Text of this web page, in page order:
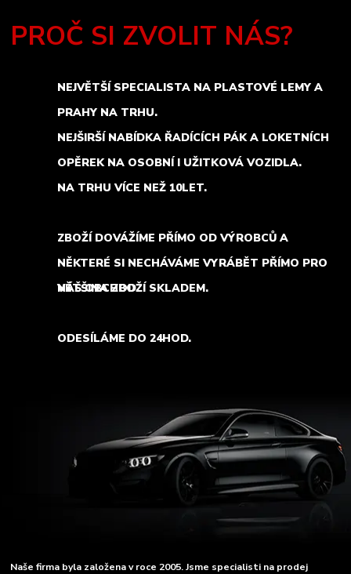
PROČ SI ZVOLIT NÁS?
NEJVĚTŠÍ SPECIALISTA NA PLASTOVÉ LEMY A
PRAHY NA TRHU.
NEJŠIRŠÍ NABÍDKA ŘADÍCÍCH PÁK A LOKETNÍCH
OPĚREK NA OSOBNÍ I UŽITKOVÁ VOZIDLA.
NA TRHU VÍCE NEŽ 10LET.
ZBOŽÍ DOVÁŽÍME PŘÍMO OD VÝROBCŮ A
NĚKTERÉ SI NECHÁVÁME VYRÁBĚT PŘÍMO PRO
NÁŠ OBCHOD.
VĚTŠINA ZBOŽÍ SKLADEM.
ODESÍLÁME DO 24HOD.
Naše firma byla založena v roce 2005. Jsme specialisti na prodej